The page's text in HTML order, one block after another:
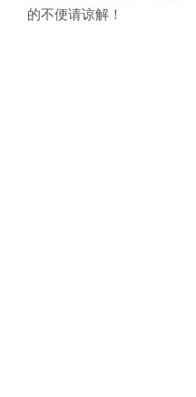
的不便请谅解！